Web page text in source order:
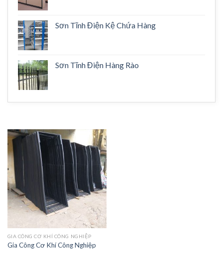
Sơn Tĩnh Điện Kệ Chứa Hàng
Sơn Tĩnh Điện Hàng Rào
GIA CÔNG CƠ KHÍ CÔNG NGHIỆP
Gia Công Cơ Khí Công Nghiệp